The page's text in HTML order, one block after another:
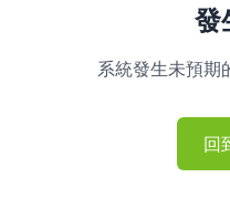
發
系統發生未預期
回